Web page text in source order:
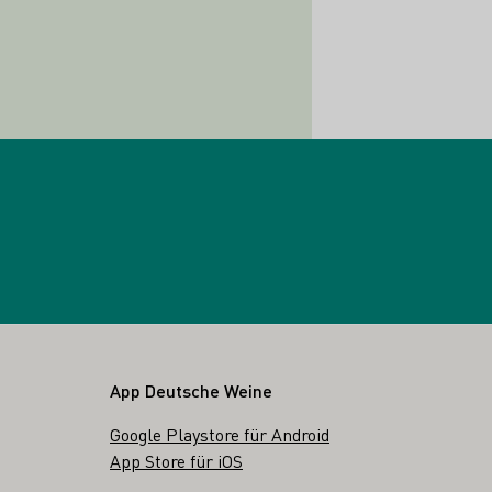
App Deutsche Weine
Google Playstore für Android
App Store für iOS